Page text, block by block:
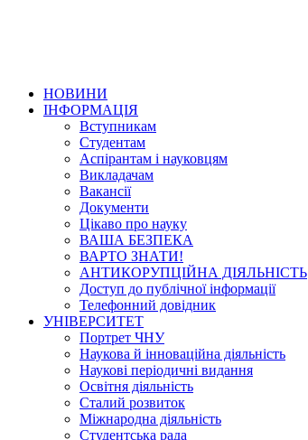
НОВИНИ
ІНФОРМАЦІЯ
Вступникам
Студентам
Аспірантам і науковцям
Викладачам
Вакансії
Документи
Цікаво про науку
ВАША БЕЗПЕКА
ВАРТО ЗНАТИ!
АНТИКОРУПЦІЙНА ДІЯЛЬНІСТЬ
Доступ до публічної інформації
Телефонний довідник
УНІВЕРСИТЕТ
Портрет ЧНУ
Наукова й інноваційна діяльність
Наукові періодичні видання
Освітня діяльність
Сталий розвиток
Міжнародна діяльність
Студентська рада